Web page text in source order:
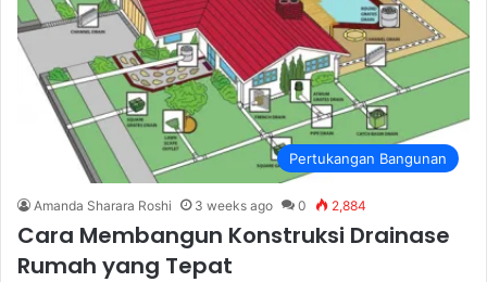
Pertukangan Bangunan
Amanda Sharara Roshi 3 weeks ago 0 2,884
Cara Membangun Konstruksi Drainase
Rumah yang Tepat